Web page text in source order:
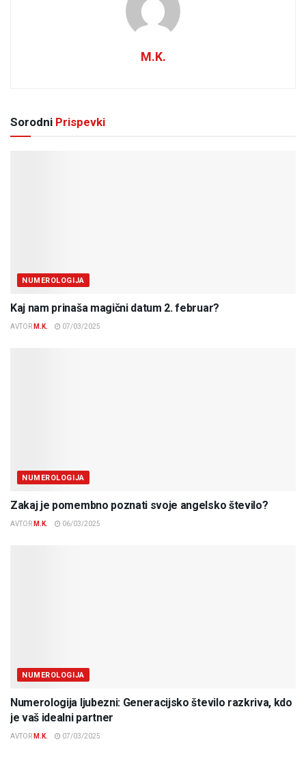
M.K.
Sorodni Prispevki
NUMEROLOGIJA
Kaj nam prinaša magični datum 2. februar?
AVTOR M.K. 07/03/2025
NUMEROLOGIJA
Zakaj je pomembno poznati svoje angelsko število?
AVTOR M.K. 06/03/2025
NUMEROLOGIJA
Numerologija ljubezni: Generacijsko število razkriva, kdo
je vaš idealni partner
AVTOR M.K. 07/03/2025